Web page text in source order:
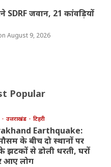
SDRF जवान, 21 कांवड़ियों
August 9, 2026
Popular
उत्तराखंड टिहरी
Earthquake:
के बीच दो स्थानों पर
से डोली धरती, घरों
आए लोग